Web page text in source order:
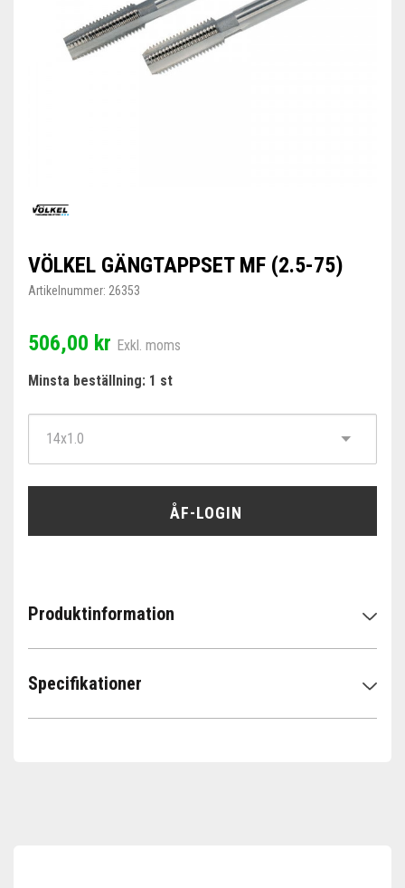
VÖLKEL GÄNGTAPPSET MF (2.5-75)
Artikelnummer: 26353
506,00 kr Exkl. moms
Minsta beställning: 1 st
ÅF-LOGIN
Produktinformation
Specifikationer